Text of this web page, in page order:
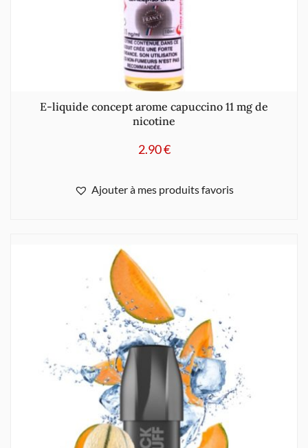
E-liquide concept arome capuccino 11 mg de
nicotine
2.90€
Ajouter à mes produits favoris